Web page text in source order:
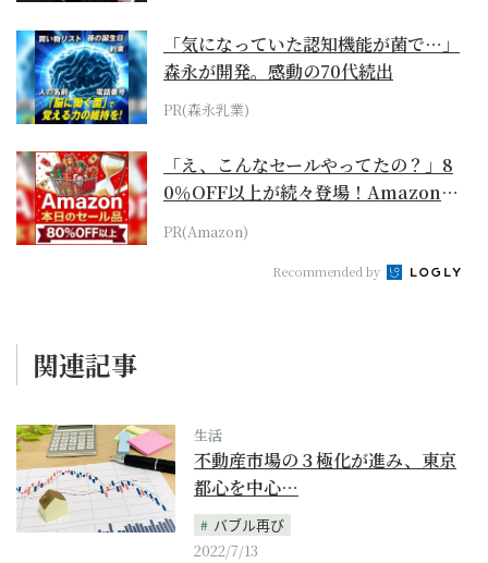
「気になっていた認知機能が菌で…」
森永が開発。感動の70代続出
PR(森永乳業)
「え、こんなセールやってたの？」8
0％OFF以上が続々登場！Amazonの
本気が...
PR(Amazon)
Recommended by
関連記事
生活
不動産市場の３極化が進み、東京
都心を中心…
バブル再び
2022/7/13